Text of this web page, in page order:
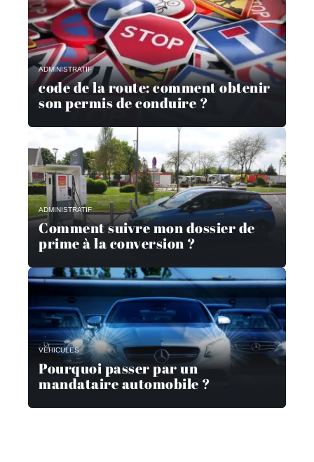
ADMINISTRATIF
code de la route: comment obtenir
son permis de conduire ?
ADMINISTRATIF
Comment suivre mon dossier de
prime à la conversion ?
VÉHICULES
Pourquoi passer par un
mandataire automobile ?